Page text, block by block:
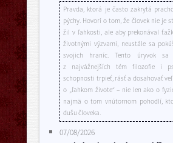
Pravda, ktorá je často zakrytá
pýchy. Hovorí o tom, že človek nie je
žil v ľahkosti, ale aby prekonával
životnými výzvami, neustále sa
svojich hraníc. Tento úryvok sa
z najvážnejších tém filozofie i
schopnosti trpieť, rásť a dosahovať
o „ľahkom živote“ – nie len ako o
najmä o tom vnútornom pohodlí,
dušu človeka.
07/08/2026